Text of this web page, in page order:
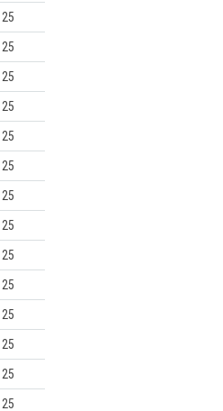
25
25
25
25
25
25
25
25
25
25
25
25
25
25